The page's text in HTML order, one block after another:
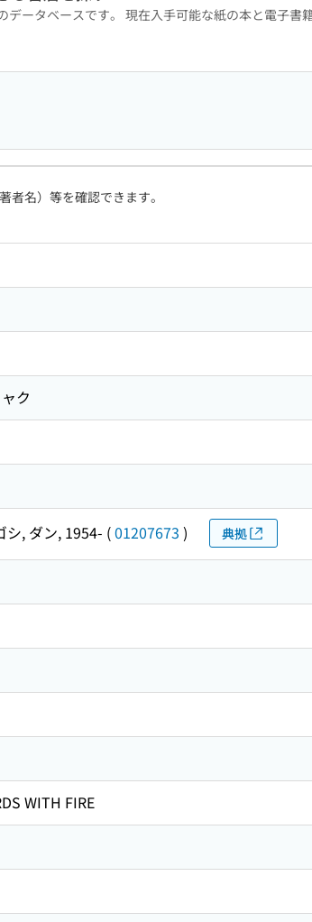
ータベースです。 現在入手可能な紙の本と電子書
者名）等を確認できます。
ク
シ, ダン, 1954- (01207673 ) 典拠
WITH FIRE